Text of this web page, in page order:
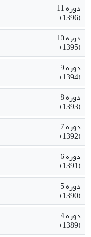
دوره 11
(1396)
دوره 10
(1395)
دوره 9
(1394)
دوره 8
(1393)
دوره 7
(1392)
دوره 6
(1391)
دوره 5
(1390)
دوره 4
(1389)